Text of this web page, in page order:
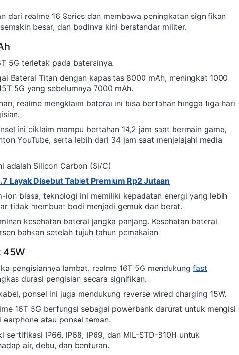
dari realme 16 Series dan membawa peningkatan signifikan
besar, dan bodinya kini berstandar militer.
5G terletak pada baterainya.
Baterai Titan dengan kapasitas 8000 mAh, meningkat 1000
5G yang sebelumnya 7000 mAh.
realme mengklaim baterai ini bisa bertahan hingga tiga hari
ini diklaim mampu bertahan 14,2 jam saat bermain game,
YouTube, serta lebih dari 34 jam saat menjelajahi media
adalah Silicon Carbon (Si/C).
Layak Disebut Tablet Premium Rp2 Jutaan
ion biasa, teknologi ini memiliki kepadatan energi yang lebih
tidak membuat bodi menjadi gemuk dan berat.
kesehatan baterai jangka panjang. Kesehatan baterai
bahkan setelah tujuh tahun pemakaian.
45W
pengisiannya lambat. realme 16T 5G mendukung fast
durasi pengisian secara signifikan.
ponsel ini juga mendukung reverse wired charging 15W.
16T 5G berfungsi sebagai powerbank darurat untuk mengisi
atau ponsel teman.
sertifikasi IP66, IP68, IP69, dan MIL-STD-810H untuk
air, debu, dan benturan.